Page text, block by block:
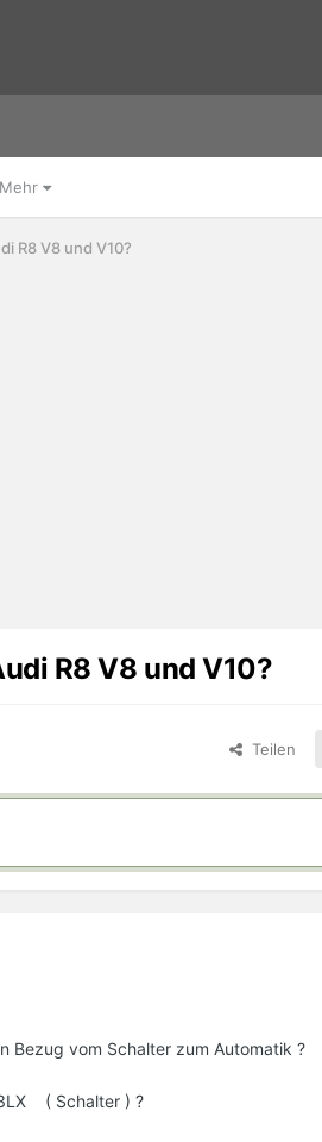
Mehr
R8 V8 und V10?
R8 V8 und V10?
Teilen
Bezug vom Schalter zum Automatik ?
( Schalter ) ?